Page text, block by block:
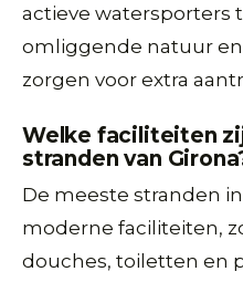
actieve watersporters
omliggende natuur
zorgen voor extra
Welke faciliteiten
stranden van
De meeste stranden
moderne faciliteiten,
douches, toiletten en